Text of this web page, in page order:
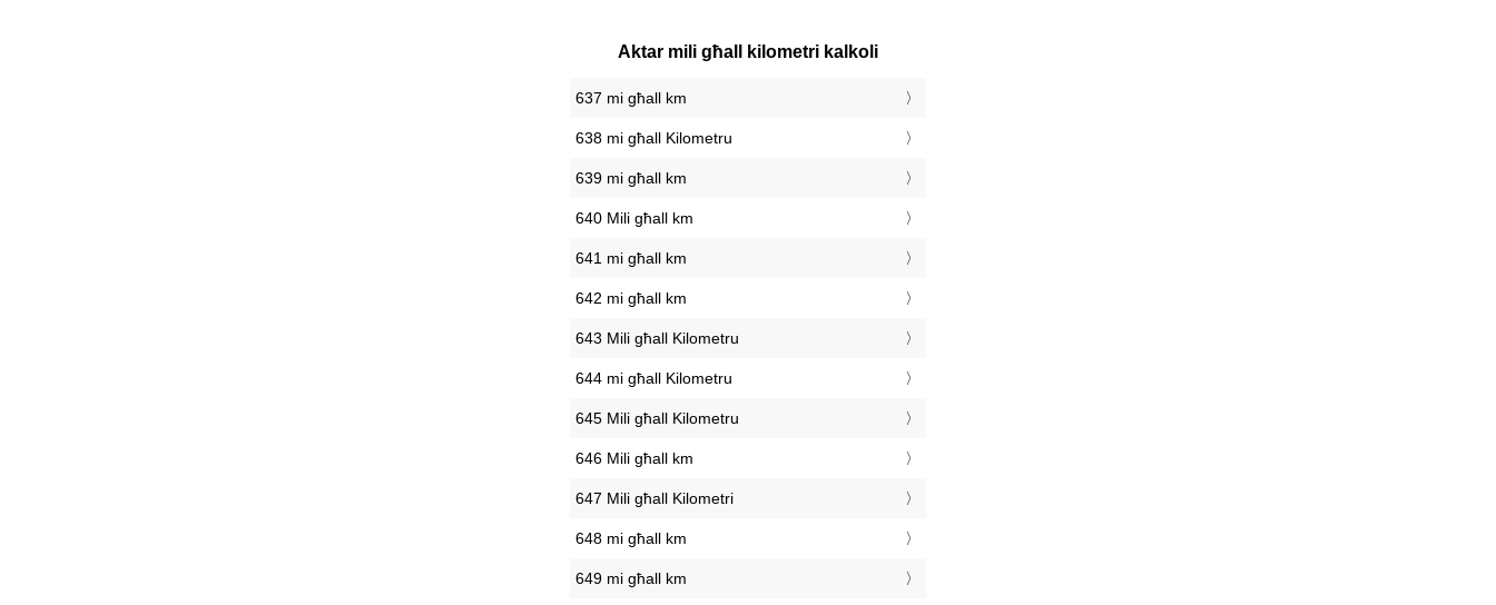
Aktar mili għall kilometri kalkoli
637 mi għall km
638 mi għall Kilometru
639 mi għall km
640 Mili għall km
641 mi għall km
642 mi għall km
643 Mili għall Kilometru
644 mi għall Kilometru
645 Mili għall Kilometru
646 Mili għall km
647 Mili għall Kilometri
648 mi għall km
649 mi għall km